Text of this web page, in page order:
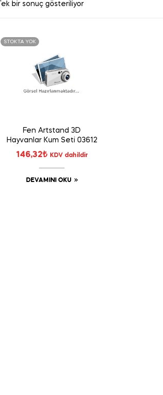
Tek bir sonuç gösteriliyor
STOKTA YOK
Fen Artstand 3D
Hayvanlar Kum Seti 03612
146,32₺ KDV dahildir
DEVAMINI OKU